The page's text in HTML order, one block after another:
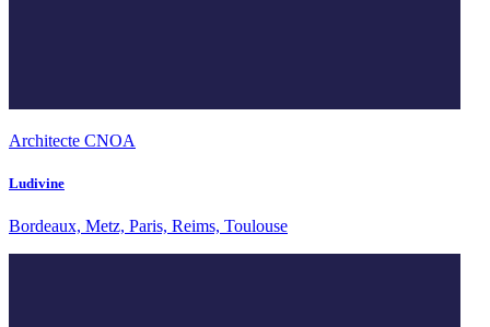
Architecte CNOA
Ludivine
Bordeaux, Metz, Paris, Reims, Toulouse